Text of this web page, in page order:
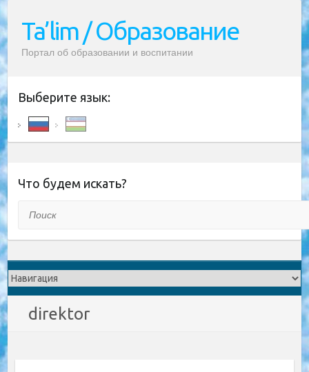
Ta’lim / Образование
Портал об образовании и воспитании
Выберите язык:
Что будем искать?
direktor